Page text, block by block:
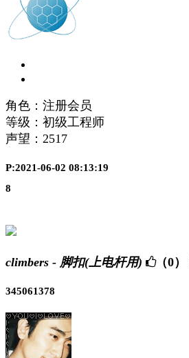
角色：注册会员
等级：初级工程师
声望： 2517
P:2021-06-02 08:13:19
8
climbers - 脚扣(上电杆用) （0）
345061378